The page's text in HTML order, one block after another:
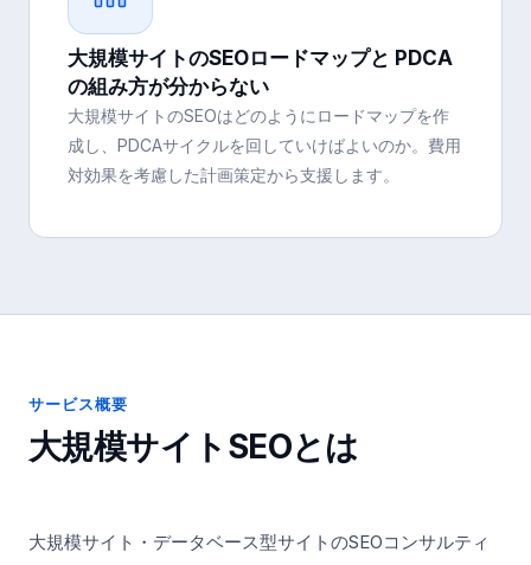
大規模サイトのSEOロードマップと PDCA
の組み方が分からない
大規模サイトのSEOはどのようにロードマップを作
成し、PDCAサイクルを回していけばよいのか。費用
対効果を考慮した計画策定から支援します。
サービス概要
大規模サイトSEOとは
大規模サイト・データベース型サイトのSEOコンサルティ